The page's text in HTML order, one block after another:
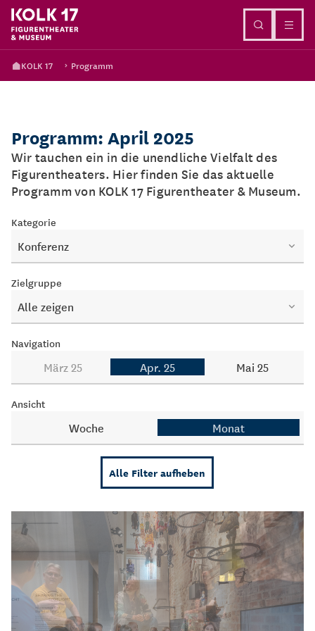
KOLK 17 Programm
Programm: April 2025
Wir tauchen ein in die unendliche Vielfalt des
Figurentheaters. Hier finden Sie das aktuelle
Programm von KOLK 17 Figurentheater & Museum.
Kategorie
Konferenz
Zielgruppe
Alle zeigen
Navigation
März 25 Apr. 25 Mai 25
Ansicht
Woche Monat
Alle Filter aufheben